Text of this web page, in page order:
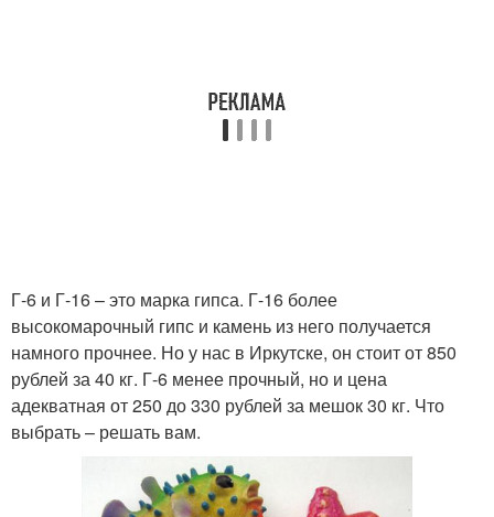
Г-6 и Г-16 – это марка гипса. Г-16 более
высокомарочный гипс и камень из него получается
намного прочнее. Но у нас в Иркутске, он стоит от 850
рублей за 40 кг. Г-6 менее прочный, но и цена
адекватная от 250 до 330 рублей за мешок 30 кг. Что
выбрать – решать вам.